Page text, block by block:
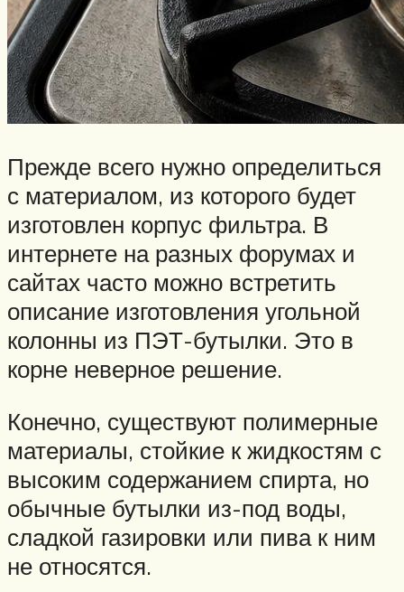
Прежде всего нужно определиться
с материалом, из которого будет
изготовлен корпус фильтра. В
интернете на разных форумах и
сайтах часто можно встретить
описание изготовления угольной
колонны из ПЭТ-бутылки. Это в
корне неверное решение.
Конечно, существуют полимерные
материалы, стойкие к жидкостям с
высоким содержанием спирта, но
обычные бутылки из-под воды,
сладкой газировки или пива к ним
не относятся.